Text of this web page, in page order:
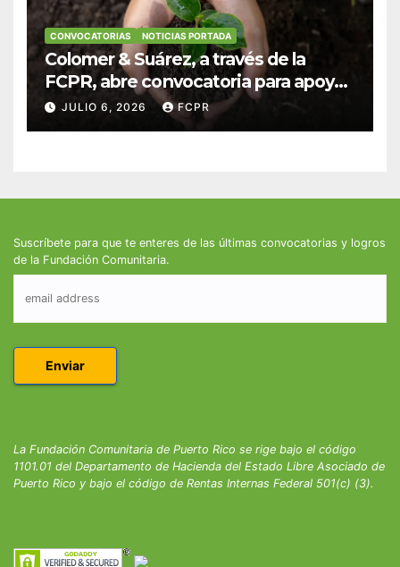
CONVOCATORIAS NOTICIAS PORTADA
Colomer & Suárez, a través de la
FCPR, abre convocatoria para apoyar
proyectos de seguridad alimentaria
JULIO 6, 2026 FCPR
Suscríbete para que te enteres de las últimas convocatorias y logros
de la Fundación Comunitaria.
La Fundación Comunitaria de Puerto Rico se rige bajo el código
1101.01 del Departamento de Hacienda del Estado Libre Asociado de
Puerto Rico y bajo el código de Rentas Internas Federal 501(c) (3).